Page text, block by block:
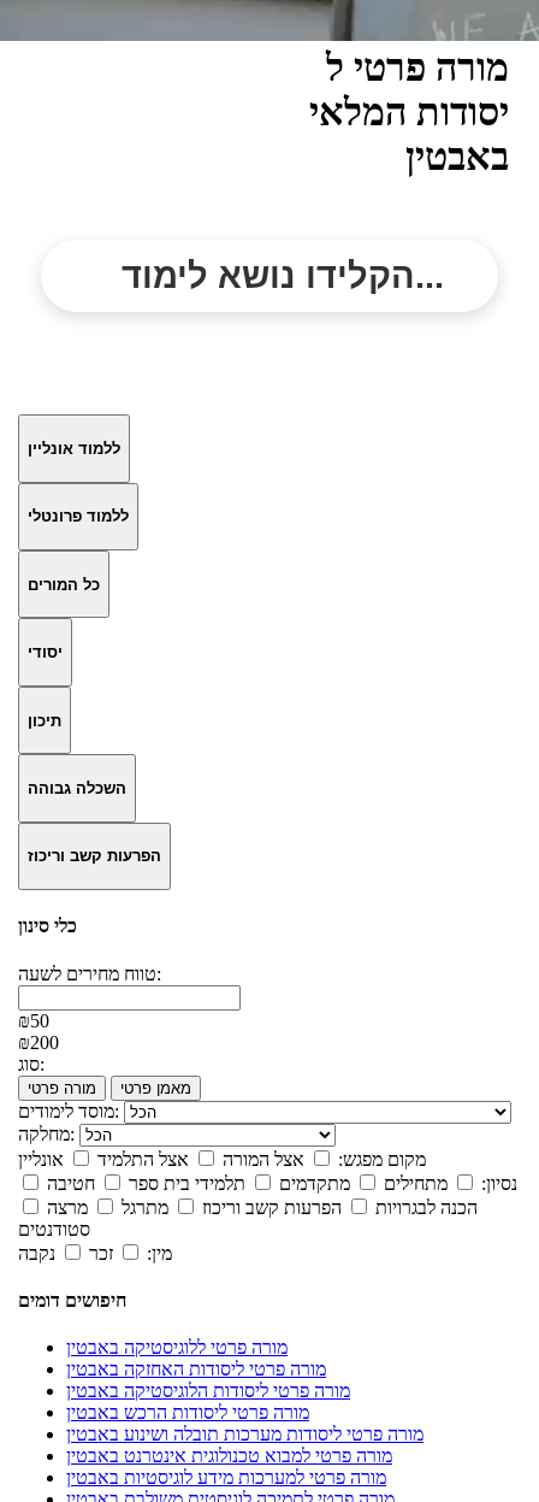
מורה פרטי ל
יסודות המלאי
באבטין
הקלידו נושא לימוד...
ללמוד אונליין
ללמוד פרונטלי
כל המורים
יסודי
תיכון
השכלה גבוהה
הפרעות קשב וריכוז
כלי סינון
טווח מחירים לשעה:
₪50
₪200
סוג:
מורה פרטי מאמן פרטי
מוסד לימודים:
מחלקה:
מקום מפגש:
אצל המורה אצל התלמיד
אונליין
נסיון:
מתחילים מתקדמים תלמידי בית ספר
חטיבה
הכנה לבגרויות
הפרעות קשב וריכוז מתרגל
מרצה
סטודנטים
מין:
זכר נקבה
חיפושים דומים
מורה פרטי ללוגיסטיקה באבטין
מורה פרטי ליסודות האחזקה באבטין
מורה פרטי ליסודות הלוגיסטיקה באבטין
מורה פרטי ליסודות הרכש באבטין
מורה פרטי ליסודות מערכות תובלה ושינוע באבטין
מורה פרטי למבוא טכנולוגית אינטרנט באבטין
מורה פרטי למערכות מידע לוגיסטיות באבטין